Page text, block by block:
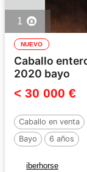
1
NUEVO
Caballo
2020 bayo
< 30 000 €
Caballo en venta
Bayo
6 años
iberhorse